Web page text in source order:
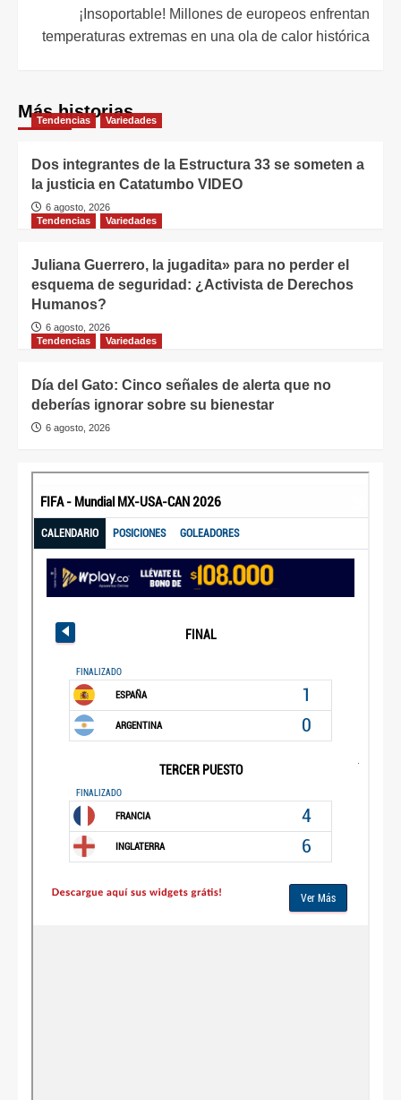
¡Insoportable! Millones de europeos enfrentan
temperaturas extremas en una ola de calor histórica
Más historias
Tendencias Variedades
Dos integrantes de la Estructura 33 se someten a
la justicia en Catatumbo VIDEO
6 agosto, 2026
Tendencias
Variedades
Juliana Guerrero, la jugadita» para no perder el
esquema de seguridad: ¿Activista de Derechos
Humanos?
6 agosto, 2026
Tendencias
Variedades
Día del Gato: Cinco señales de alerta que no
deberías ignorar sobre su bienestar
6 agosto, 2026